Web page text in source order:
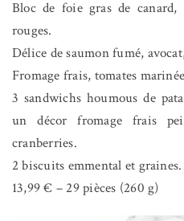
Bloc de foie gras de
rouges.
Délice de saumon fumé,
Fromage frais, tomates
3 sandwichs houmous de
un décor fromage frais
cranberries.
2 biscuits emmental et graines.
13,99 € – 29 pièces (260 g)